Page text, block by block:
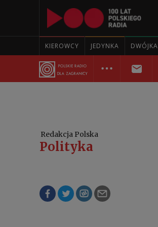
KIEROWCY JEDYNKA DWÓJKA
Redakcja Polska
Polityka